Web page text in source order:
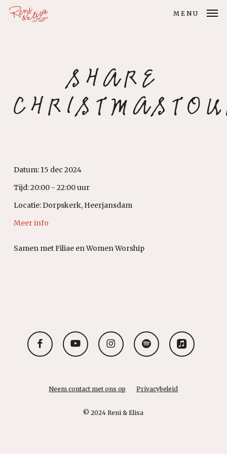
Skip
MENU
SHARE
Datum: 15 dec 2024
Tijd:20:00 - 22:00 uur
Locatie:Dorpskerk, Heerjansdam
Meer info
Samen met Filiae en Women Worship
facebook youtube instagram spotify applemusic
Neem contact met ons op Privacybeleid
© 2024 Reni & Elisa